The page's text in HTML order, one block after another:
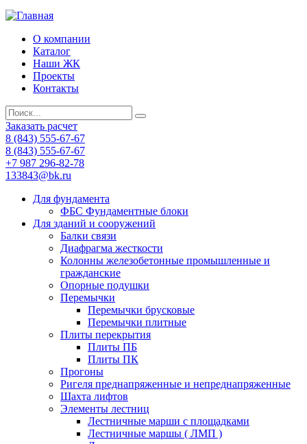
О компании
Каталог
Наши ЖК
Проекты
Контакты
Заказать расчет
8 (843) 555-67-67
8 (843) 555-67-67
+7 987 296-82-78
133843@bk.ru
Для фундамента
ФБС Фундаментные блоки
Для зданий и сооружений
Балки связи
Диафрагма жесткости
Колонны железобетонные промышленные и
гражданские
Опорные подушки
Перемычки
Перемычки брусковые
Перемычки плитные
Плиты перекрытия
Плиты ПБ
Плиты ПК
Прогоны
Ригеля преднапряженные и непреднапряженные
Шахта лифтов
Элементы лестниц
Лестничные марши с площадками
Лестничные маршы ( ЛМП )